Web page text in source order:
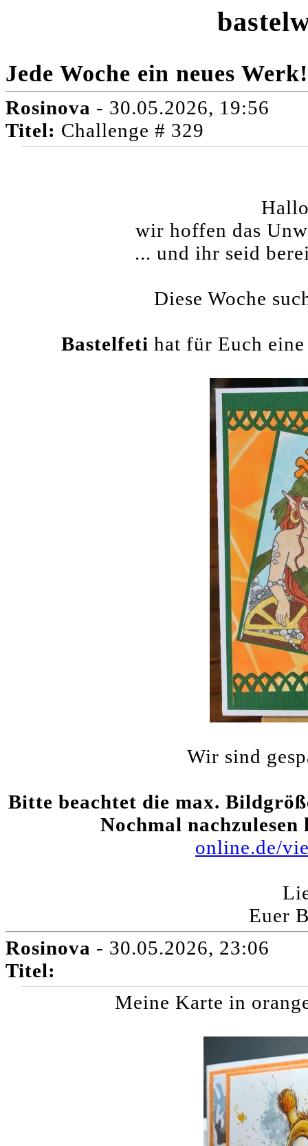
Jede Woche ein neues
Rosinova - 30.05.2026, 19:56
Titel: Challenge # 329
wir hoffen das
... und ihr seid
Diese Woche
Bastelfeti hat für Euch
Wir sind
Bitte beachtet die max.
Nochmal nachzulesen
online.de/
Euer
Rosinova - 30.05.2026, 23:06
Titel:
Meine Karte in